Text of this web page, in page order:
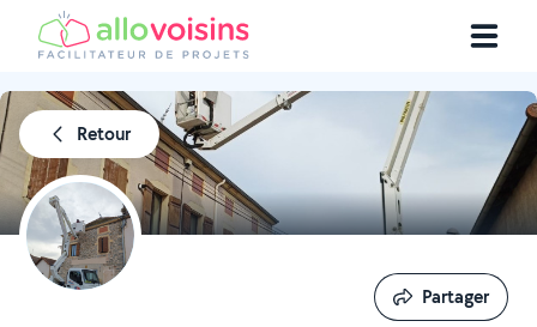
Retour
Partager
Partager